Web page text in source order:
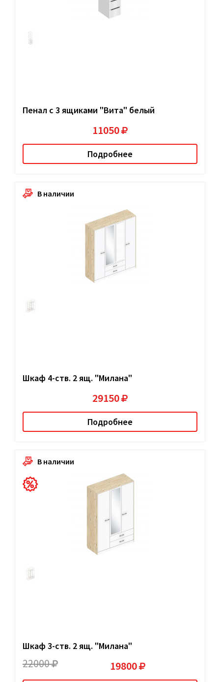
Пенал с 3 ящиками "Вита" белый
11050
Подробнее
В наличии
Шкаф 4-ств. 2 ящ. "Милана"
29150
Подробнее
В наличии
Шкаф 3-ств. 2 ящ. "Милана"
22000 19800